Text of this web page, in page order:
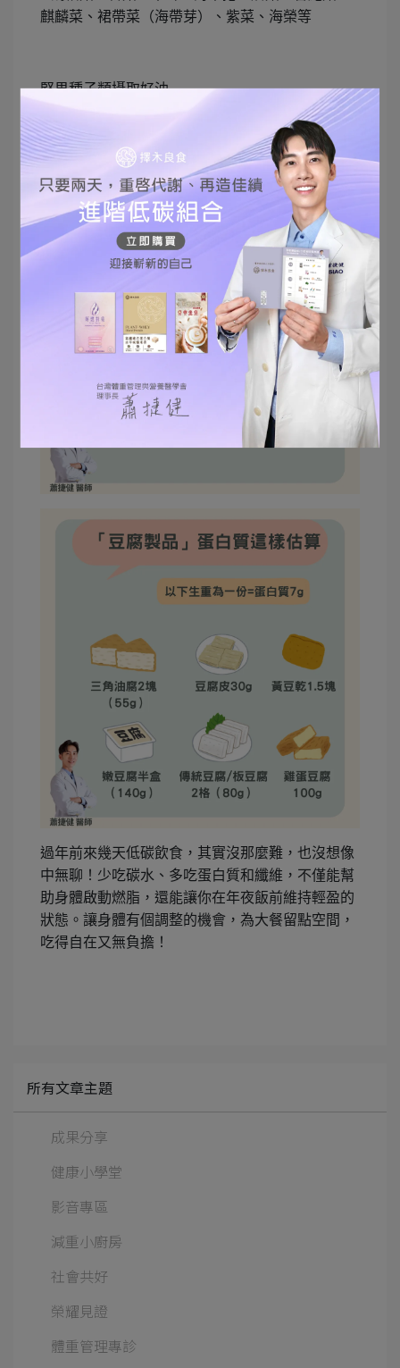
麒麟菜、裙帶菜（海帶芽）、紫菜、海榮等
堅果種子類攝取好油
開心果、腰果、花生、核桃、夏威夷果等，一天份
量大約一湯匙唷！
過年前來幾天低碳飲食，其實沒那麼難，也沒想像
中無聊！少吃碳水、多吃蛋白質和纖維，不僅能幫
助身體啟動燃脂，還能讓你在年夜飯前維持輕盈的
狀態。讓身體有個調整的機會，為大餐留點空間，
吃得自在又無負擔！
所有文章主題
成果分享
健康小學堂
影音專區
減重小廚房
社會共好
榮耀見證
體重管理專診